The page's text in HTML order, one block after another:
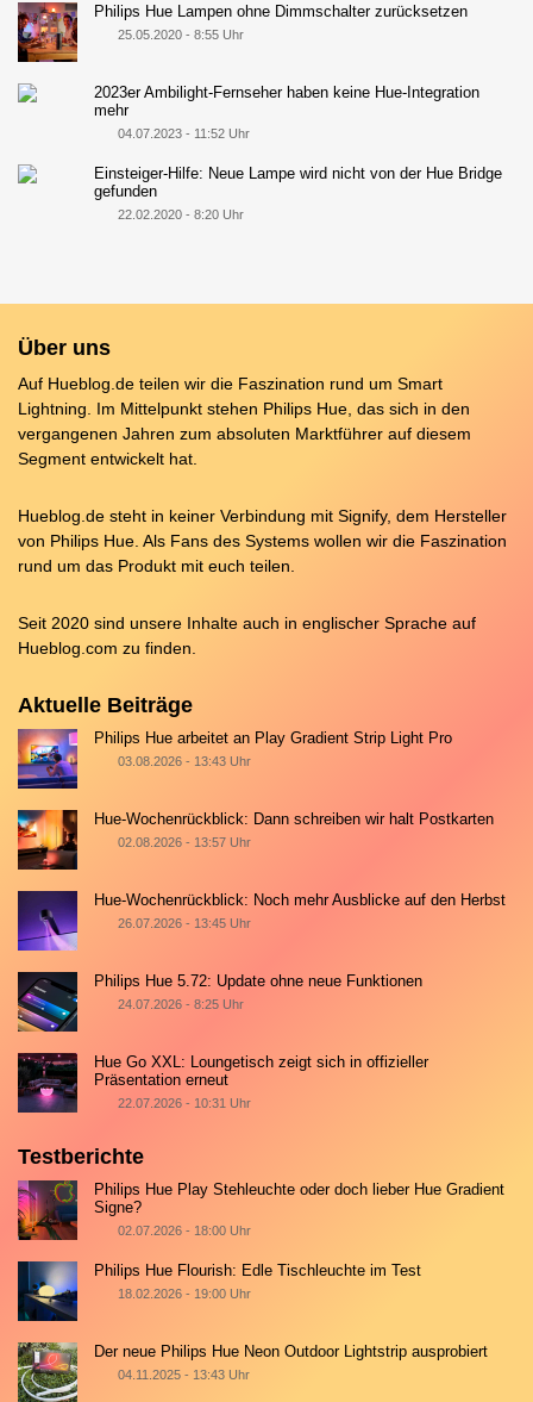
Philips Hue Lampen ohne Dimmschalter zurücksetzen
25.05.2020 - 8:55 Uhr
2023er Ambilight-Fernseher haben keine Hue-Integration
mehr
04.07.2023 - 11:52 Uhr
Einsteiger-Hilfe: Neue Lampe wird nicht von der Hue Bridge
gefunden
22.02.2020 - 8:20 Uhr
Über uns
Auf Hueblog.de teilen wir die Faszination rund um Smart
Lightning. Im Mittelpunkt stehen Philips Hue, das sich in den
vergangenen Jahren zum absoluten Marktführer auf diesem
Segment entwickelt hat.
Hueblog.de steht in keiner Verbindung mit Signify, dem Hersteller
von Philips Hue. Als Fans des Systems wollen wir die Faszination
rund um das Produkt mit euch teilen.
Seit 2020 sind unsere Inhalte auch in englischer Sprache auf
Hueblog.com zu finden.
Aktuelle Beiträge
Philips Hue arbeitet an Play Gradient Strip Light Pro
03.08.2026 - 13:43 Uhr
Hue-Wochenrückblick: Dann schreiben wir halt Postkarten
02.08.2026 - 13:57 Uhr
Hue-Wochenrückblick: Noch mehr Ausblicke auf den Herbst
26.07.2026 - 13:45 Uhr
Philips Hue 5.72: Update ohne neue Funktionen
24.07.2026 - 8:25 Uhr
Hue Go XXL: Loungetisch zeigt sich in offizieller
Präsentation erneut
22.07.2026 - 10:31 Uhr
Testberichte
Philips Hue Play Stehleuchte oder doch lieber Hue Gradient
Signe?
02.07.2026 - 18:00 Uhr
Philips Hue Flourish: Edle Tischleuchte im Test
18.02.2026 - 19:00 Uhr
Der neue Philips Hue Neon Outdoor Lightstrip ausprobiert
04.11.2025 - 13:43 Uhr